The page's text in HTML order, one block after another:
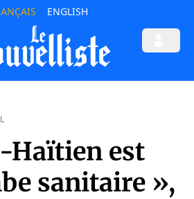
ENGLISH
Haïtien est
sanitaire »,